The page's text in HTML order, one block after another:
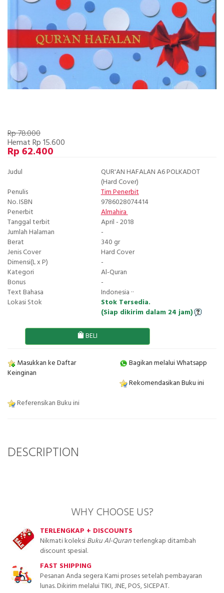
Rp 78.000
Hemat Rp 15.600
Rp 62.400
Judul
QUR'AN HAFALAN A6 POLKADOT
(Hard Cover)
Penulis
Tim Penerbit
No. ISBN
9786028074414
Penerbit
Almahira
Tanggal terbit
April - 2018
Jumlah Halaman
-
Berat
340 gr
Jenis Cover
Hard Cover
Dimensi(L x P)
-
Kategori
Al-Quran
Bonus
-
Text Bahasa
Indonesia ··
Lokasi Stok
Stok Tersedia.
(Siap dikirim dalam 24 jam)
BELI
Masukkan ke Daftar
Keinginan
Bagikan melalui Whatsapp
Rekomendasikan Buku ini
Referensikan Buku ini
DESCRIPTION
WHY CHOOSE US?
TERLENGKAP + DISCOUNTS
Nikmati koleksiBuku Al-Quranterlengkap ditambah
discount spesial.
FAST SHIPPING
Pesanan Anda segera Kami proses setelah pembayaran
lunas. Dikirim melalui TIKI, JNE, POS, SICEPAT.